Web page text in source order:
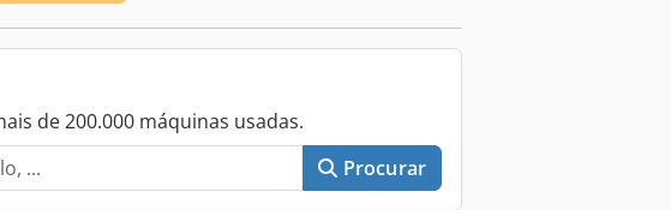
de 200.000 máquinas usadas.
Procurar